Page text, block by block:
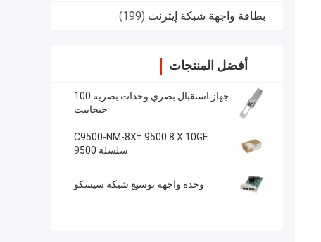
بطاقة واجهة شبكة إيثرنت (199)
أفضل المنتجات
جهاز استقبال بصري وحدات بصرية 100
جيجابيت
C9500-NM-8X= 9500 8 X 10GE
سلسلة 9500
وحدة واجهة توسيع شبكة سيسكو